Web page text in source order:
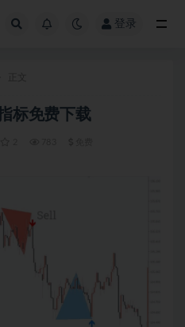
登录
标免费下载